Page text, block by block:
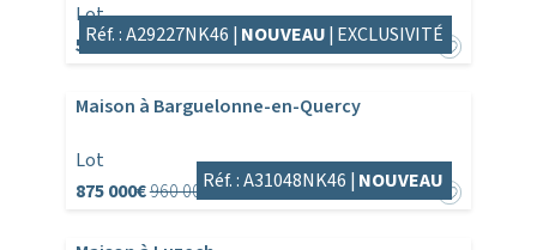
Lot
532 000€
Réf. : A29227NK46 | NOUVEAU| EXCLUSIVITÉ
Maison à Barguelonne-en-Quercy
Lot
875 000€960 000€Réf. : A31048NK46 | NOUVEAU